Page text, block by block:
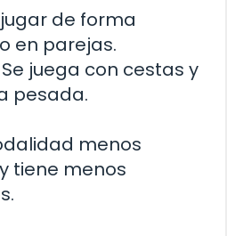
de forma
en parejas.
Se juega con cestas y
pesada.
menos
tiene menos